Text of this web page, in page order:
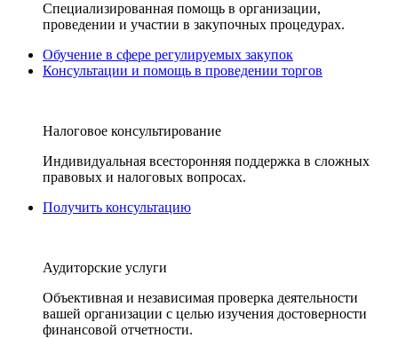
Специализированная помощь в организации,
проведении и участии в закупочных процедурах.
Обучение в сфере регулируемых закупок
Консультации и помощь в проведении торгов
Налоговое консультирование
Индивидуальная всесторонняя поддержка в сложных
правовых и налоговых вопросах.
Получить консультацию
Аудиторские услуги
Объективная и независимая проверка деятельности
вашей организации с целью изучения достоверности
финансовой отчетности.